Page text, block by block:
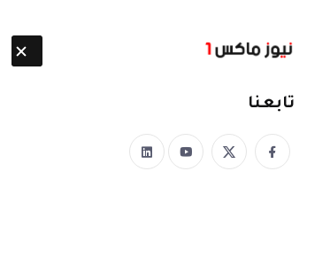
مصحوبة بأطقم مسلحة.. ميليشيا
تابعنا